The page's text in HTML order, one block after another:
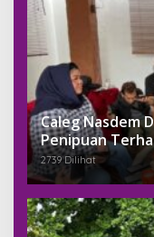
Caleg Nasdem
Penipuan
2739 Dilihat